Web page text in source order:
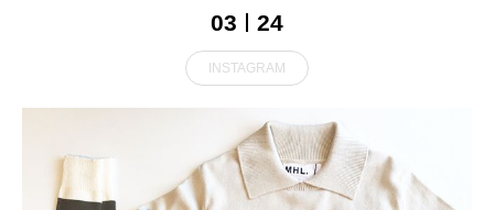
03 24
INSTAGRAM